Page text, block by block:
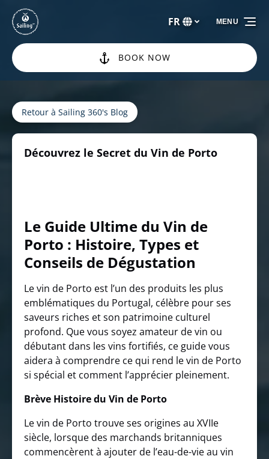
Aller à la navigation principale
Aller au contenu
Aller au pied de page
Sélectionnez
votre
FR
BOOK NOW
MENU
Retour à Sailing 360's Blog
Découvrez le Secret du Vin de Porto
Le Guide Ultime du Vin de
Porto : Histoire, Types et
Conseils de Dégustation
Le vin de Porto est l’un des produits les plus
emblématiques du Portugal, célèbre pour ses
saveurs riches et son patrimoine culturel
profond. Que vous soyez amateur de vin ou
débutant dans les vins fortifiés, ce guide vous
aidera à comprendre ce qui rend le vin de Porto
si spécial et comment l’apprécier pleinement.
Brève Histoire du Vin de Porto
Le vin de Porto trouve ses origines au XVIIe
siècle, lorsque des marchands britanniques
commencèrent à ajouter de l’eau-de-vie au vin